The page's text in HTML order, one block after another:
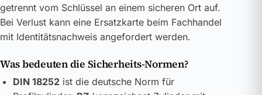
getrennt vom Schlüssel an einem sicheren Ort auf.
Bei Verlust kann eine Ersatzkarte beim Fachhandel
mit Identitätsnachweis angefordert werden.
Was bedeuten die Sicherheits-Normen?
DIN 18252ist die deutsche Norm für